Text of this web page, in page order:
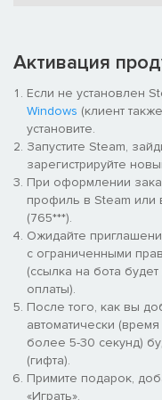
боевых картах.
по интригующему
взвешенные решения,
помощью новой
Богатая вселенная
фантастические
Прикоснитесь к
энциклопедии.
Сообщество:
другими игроками,
сообщества.
Активация
Если не установлен
Windows (клиент
установите.
Запустите Steam,
зарегистрируйте
При оформлении
профиль в Steam или
(765***).
Ожидайте
с ограниченными
(ссылка на бота
оплаты).
После того, как вы
автоматически
более 5-30 секунд)
(гифта).
Примите подарок,
«Играть».